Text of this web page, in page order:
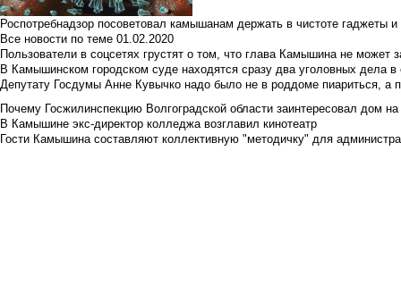
Роспотребнадзор посоветовал камышанам держать в чистоте гаджеты
Все новости по теме 01.02.2020
Пользователи в соцсетях грустят о том, что глава Камышина не может
В Камышинском городском суде находятся сразу два уголовных дела
Депутату Госдумы Анне Кувычко надо было не в роддоме пиариться, а
Почему Госжилинспекцию Волгоградской области заинтересовал дом
В Камышине экс-директор колледжа возглавил кинотеатр
Гости Камышина составляют коллективную "методичку" для